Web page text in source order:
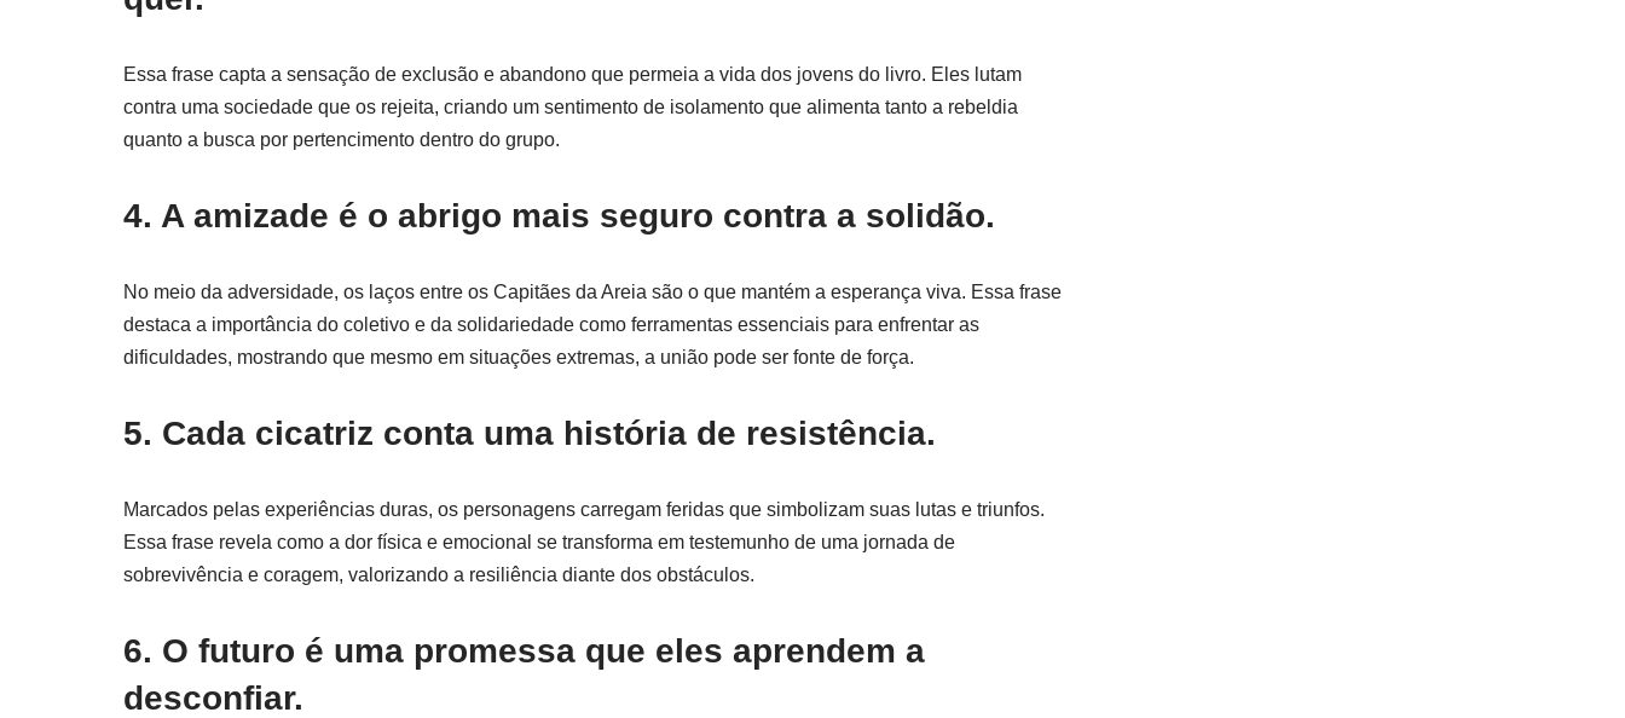
Essa frase capta a sensação de exclusão e abandono que permeia a vida dos jovens do livro. Eles lutam
contra uma sociedade que os rejeita, criando um sentimento de isolamento que alimenta tanto a rebeldia
quanto a busca por pertencimento dentro do grupo.
4. A amizade é o abrigo mais seguro contra a solidão.
No meio da adversidade, os laços entre os Capitães da Areia são o que mantém a esperança viva. Essa frase
destaca a importância do coletivo e da solidariedade como ferramentas essenciais para enfrentar as
dificuldades, mostrando que mesmo em situações extremas, a união pode ser fonte de força.
5. Cada cicatriz conta uma história de resistência.
Marcados pelas experiências duras, os personagens carregam feridas que simbolizam suas lutas e triunfos.
Essa frase revela como a dor física e emocional se transforma em testemunho de uma jornada de
sobrevivência e coragem, valorizando a resiliência diante dos obstáculos.
6. O futuro é uma promessa que eles aprendem a
desconfiar.